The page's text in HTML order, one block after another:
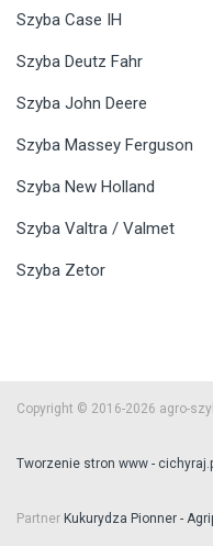
Szyba Case IH
Szyba Deutz Fahr
Szyba John Deere
Szyba Massey Ferguson
Szyba New Holland
Szyba Valtra / Valmet
Szyba Zetor
Copyright © 2016-2026 agro-
Tworzenie stron www -
Partner Kukurydza Pionner -